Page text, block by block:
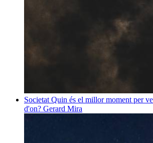
Societat Quin és el millor moment per
d'on? Gerard Mira